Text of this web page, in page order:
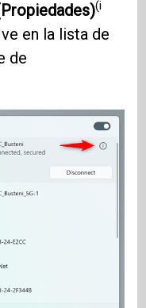
(i
en la lista de
de